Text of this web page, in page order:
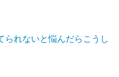
られないと悩んだらこうし